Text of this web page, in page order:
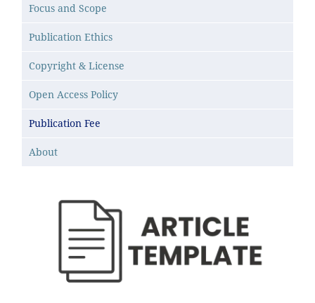
Focus and Scope
Publication Ethics
Copyright & License
Open Access Policy
Publication Fee
About